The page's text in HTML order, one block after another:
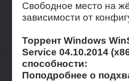
Свободное место на
зависимости от
Торрент Windows
Service 04.10.2014
способности:
Поподробнее о